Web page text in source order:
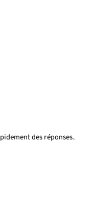
des réponses.